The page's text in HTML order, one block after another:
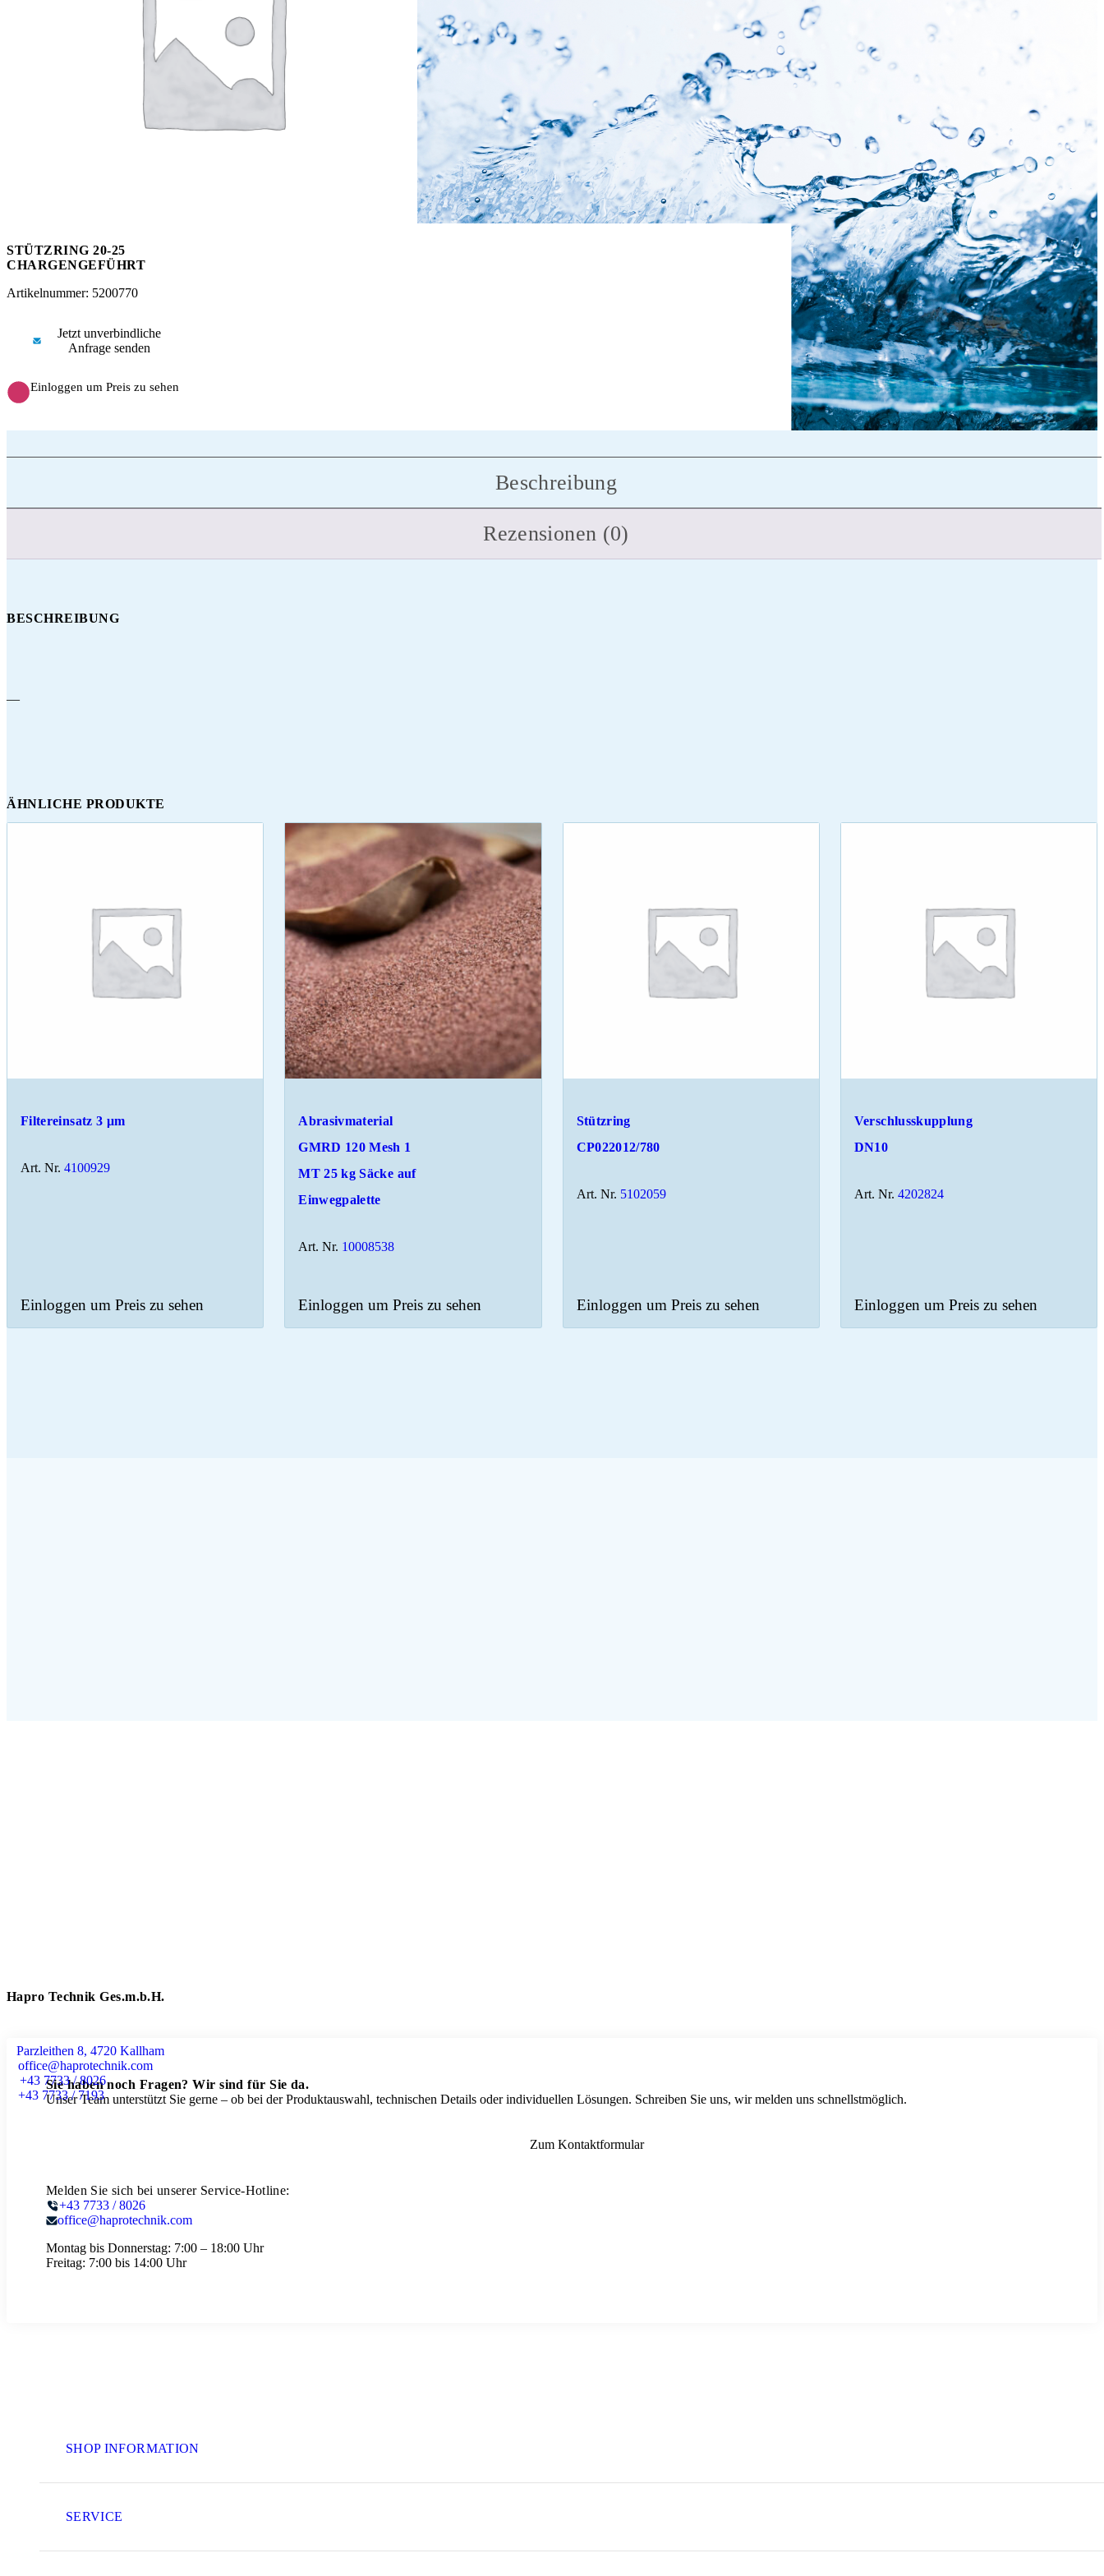
STÜTZRING 20-25
CHARGENGEFÜHRT
Artikelnummer: 5200770
Jetzt unverbindliche
Anfrage senden
Einloggen um Preis zu sehen
Beschreibung
Rezensionen (0)
BESCHREIBUNG
—
ÄHNLICHE PRODUKTE
Filtereinsatz 3 μm
Art. Nr. 4100929
Einloggen um Preis zu sehen
Abrasivmaterial
GMRD 120 Mesh 1
MT 25 kg Säcke auf
Einwegpalette
Art. Nr. 10008538
Einloggen um Preis zu sehen
Stützring
CP022012/780
Art. Nr. 5102059
Einloggen um Preis zu sehen
Verschlusskupplung
DN10
Art. Nr. 4202824
Einloggen um Preis zu sehen
Hapro Technik Ges.m.b.H.
Parzleithen 8, 4720 Kallham
office@haprotechnik.com
+43 7733 / 8026
+43 7733 / 7193
Sie haben noch Fragen? Wir sind für Sie da.
Unser Team unterstützt Sie gerne – ob bei der Produktauswahl, technischen Details oder individuellen Lösungen. Schreiben Sie uns, wir melden uns schnellstmöglich.
Zum Kontaktformular
Melden Sie sich bei unserer Service-Hotline:
+43 7733 / 8026
office@haprotechnik.com
Montag bis Donnerstag: 7:00 – 18:00 Uhr
Freitag: 7:00 bis 14:00 Uhr
SHOP INFORMATION
SERVICE